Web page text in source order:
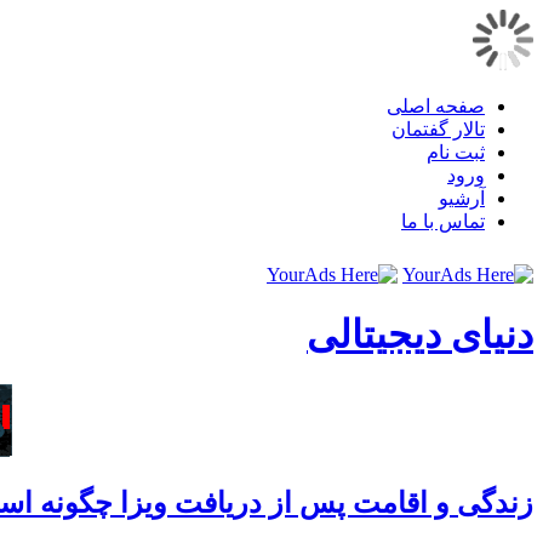
صفحه اصلی
تالار گفتمان
ثبت نام
ورود
آرشیو
تماس با ما
دنیای دیجیتالی
زندگی و اقامت پس از دریافت ویزا چگونه